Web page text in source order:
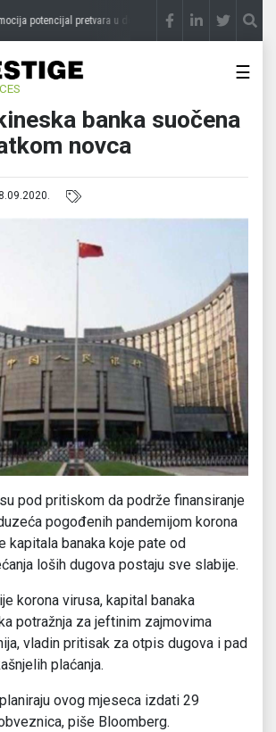
potencijal pretvara u destinaciju prije 3 sedmice
☰
banka suočena
novca
pod pritiskom da podrže finansiranje
pogođenih pandemijom korona
kapitala banaka koje pate od
loših dugova postaju sve slabije.
korona virusa, kapital banaka
potražnja za jeftinim zajmovima
vladin pritisak za otpis dugova i pad
plaćanja.
ovog mjeseca izdati 29
piše Bloomberg.